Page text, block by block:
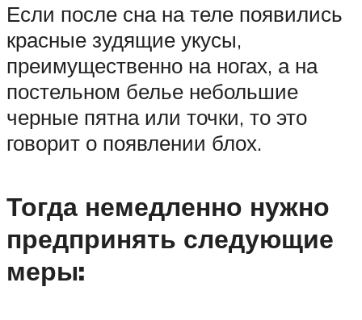
Если после сна на теле появились
красные зудящие укусы,
преимущественно на ногах, а на
постельном белье небольшие
черные пятна или точки, то это
говорит о появлении блох.
Тогда немедленно нужно
предпринять следующие
меры: